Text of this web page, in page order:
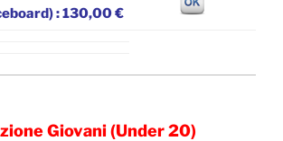
: 130,00 €
Giovani (Under 20)